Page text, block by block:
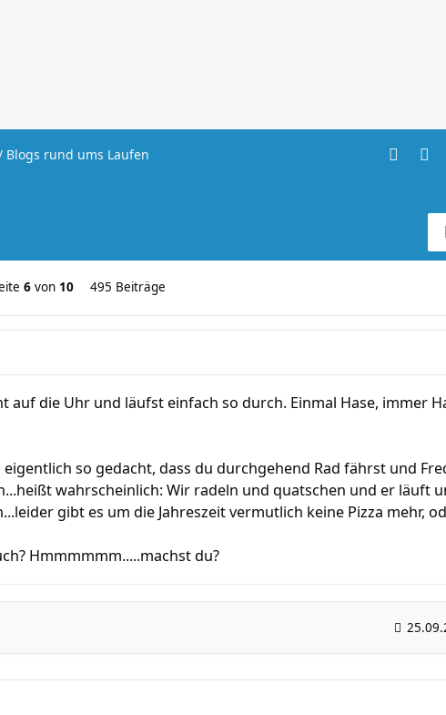
Blogs rund ums Laufen
6 von 10 495 Beiträge
auf die Uhr und läufst einfach so durch. Einmal Hase, immer
so gedacht, dass du durchgehend Rad fährst und
wahrscheinlich: Wir radeln und quatschen und er läuft
gibt es um die Jahreszeit vermutlich keine Pizza mehr,
Hmmmmmm.....machst du?